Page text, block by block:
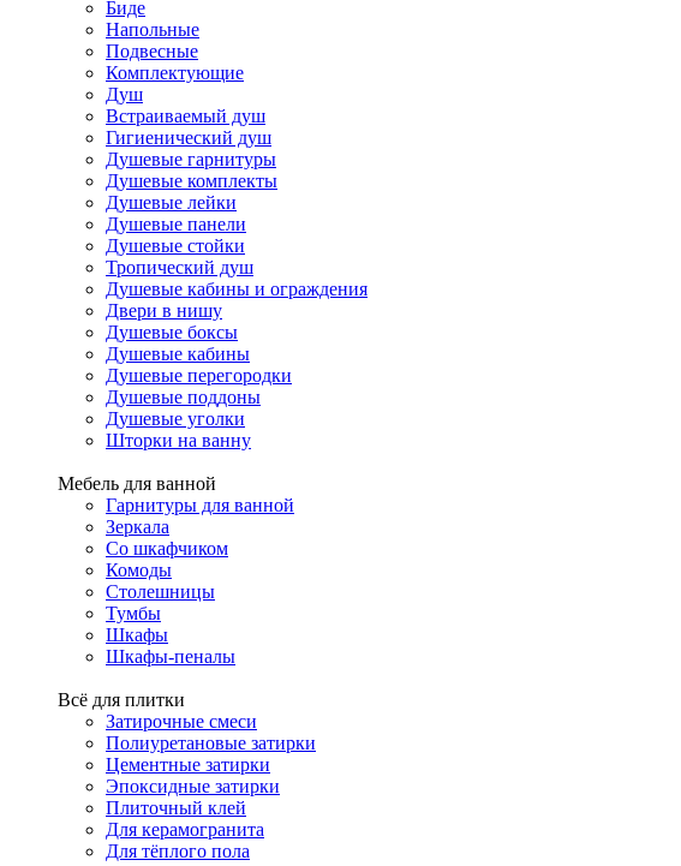
Биде
Напольные
Подвесные
Комплектующие
Душ
Встраиваемый душ
Гигиенический душ
Душевые гарнитуры
Душевые комплекты
Душевые лейки
Душевые панели
Душевые стойки
Тропический душ
Душевые кабины и ограждения
Двери в нишу
Душевые боксы
Душевые кабины
Душевые перегородки
Душевые поддоны
Душевые уголки
Шторки на ванну
Мебель для ванной
Гарнитуры для ванной
Зеркала
Со шкафчиком
Комоды
Столешницы
Тумбы
Шкафы
Шкафы-пеналы
Всё для плитки
Затирочные смеси
Полиуретановые затирки
Цементные затирки
Эпоксидные затирки
Плиточный клей
Для керамогранита
Для тёплого пола